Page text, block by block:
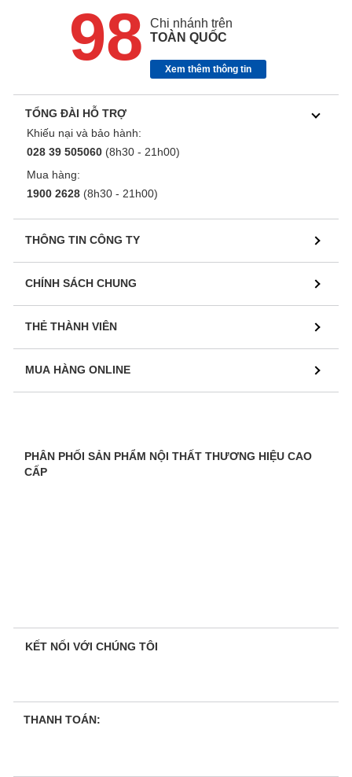
98
Chi nhánh trên
TOÀN QUỐC
Xem thêm thông tin
TỔNG ĐÀI HỖ TRỢ
Khiếu nại và bảo hành:
028 39 505060 (8h30 - 21h00)
Mua hàng:
1900 2628 (8h30 - 21h00)
THÔNG TIN CÔNG TY
CHÍNH SÁCH CHUNG
THẺ THÀNH VIÊN
MUA HÀNG ONLINE
PHÂN PHỐI SẢN PHẨM NỘI THẤT THƯƠNG HIỆU CAO
CẤP
KẾT NỐI VỚI CHÚNG TÔI
THANH TOÁN: